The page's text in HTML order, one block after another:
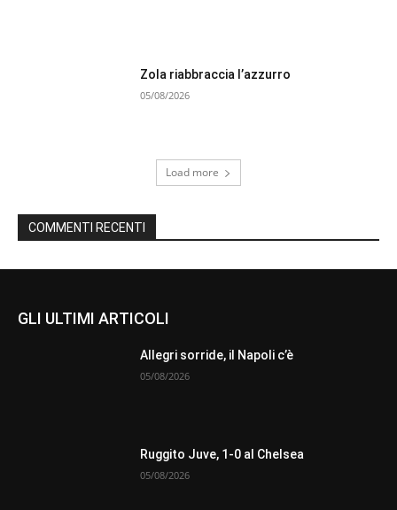
Zola riabbraccia l’azzurro
05/08/2026
Load more
COMMENTI RECENTI
GLI ULTIMI ARTICOLI
Allegri sorride, il Napoli c’è
05/08/2026
Ruggito Juve, 1-0 al Chelsea
05/08/2026